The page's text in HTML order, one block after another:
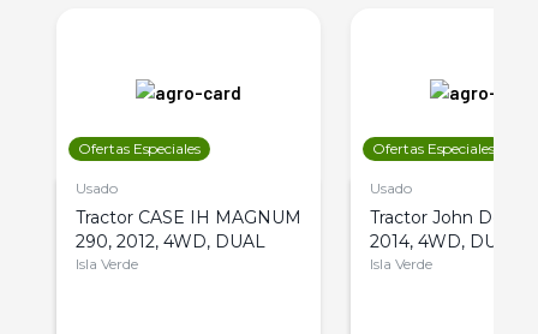
Ofertas Especiales
Usado
Tractor CASE IH MAGNUM
290, 2012, 4WD, DUAL
Isla Verde
Ofertas Especiales
Usado
Tractor John Deere
2014, 4WD, DUAL
Isla Verde